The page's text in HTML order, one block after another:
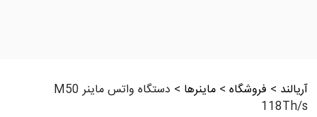
آریالند > فروشگاه >ماینرها >
دستگاه واتس ماینر M50
118Th/s